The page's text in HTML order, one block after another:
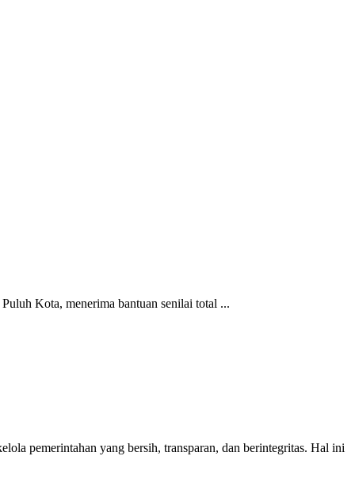
Kota, menerima bantuan senilai total ...
pemerintahan yang bersih, transparan, dan berintegritas. Hal ini